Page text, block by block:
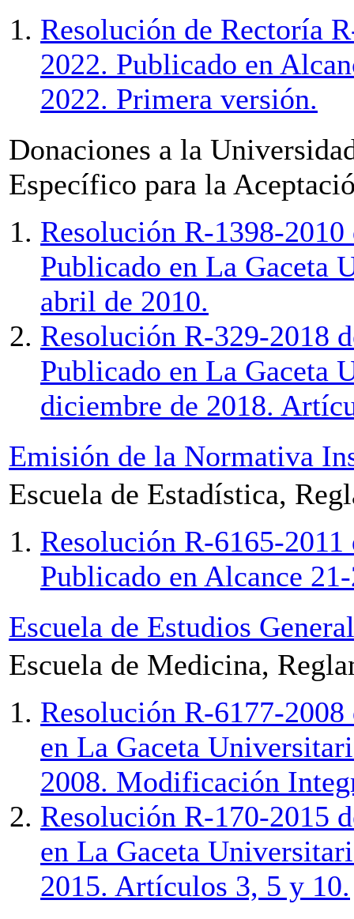
Resolución de Rectoría
2022. Publicado en
2022. Primera versión.
Donaciones a la
Específico para la
Resolución R-1398-
Publicado en La Gaceta
abril de 2010.
Resolución R-329-2018
Publicado en La Gaceta
diciembre de 2018.
Emisión de la Normativa
Escuela de Estadística,
Resolución R-6165-
Publicado en Alcance
Escuela de Estudios
Escuela de Medicina,
Resolución R-6177-
en La Gaceta
2008. Modificación
Resolución R-170-2015
en La Gaceta
2015. Artículos 3, 5 y 10.